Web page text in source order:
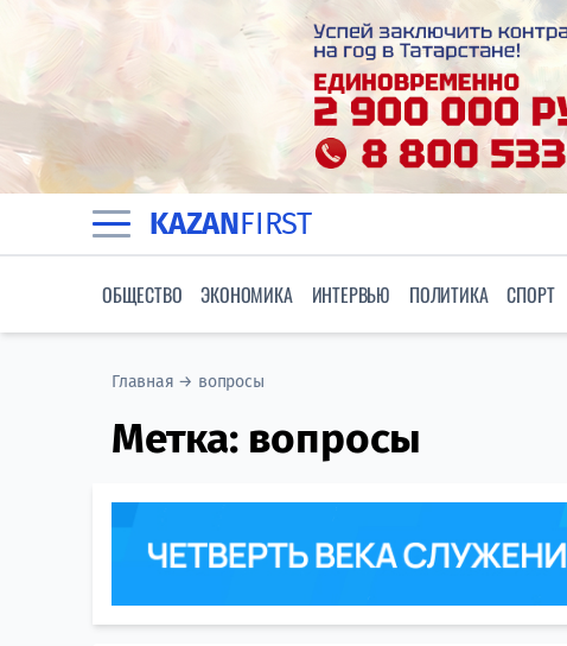
KAZANFIRST
ОБЩЕСТВО ЭКОНОМИКА ИНТЕРВЬЮ ПОЛИТИКА СПОРТ
Главная → вопросы
Метка: вопросы